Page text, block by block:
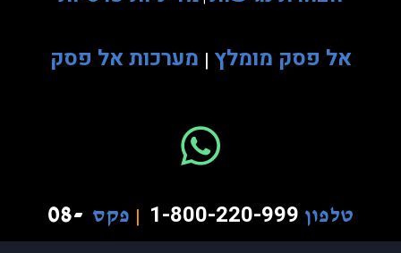
אל פסק מומלץ | מערכות אל פסק
טלפון 1-800-220-999
| פקס 08-